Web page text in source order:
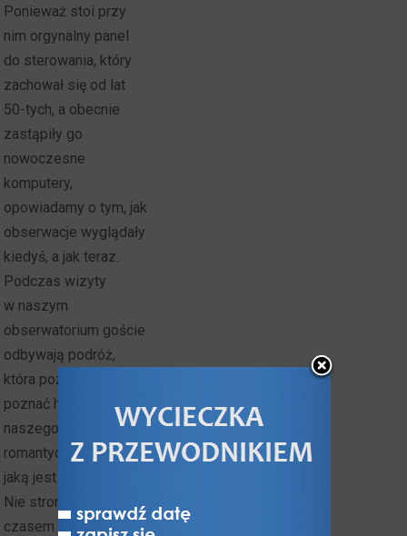
Ponieważ stoi przy
nim orgynalny panel
do sterowania, który
zachował się od lat
50-tych, a obecnie
zastąpiły go
nowoczesne
komputery,
opowiadamy o tym, jak
obserwacje wyglądały
kiedyś, a jak teraz.
Podczas wizyty
w naszym
obserwatorium goście
odbywają podróż,
która pozwala im
poznać historię
naszego ośrodka i tej
romantycznej nauki,
jaką jest astronomia.
Nie stronimy od,
czasem trudnych,